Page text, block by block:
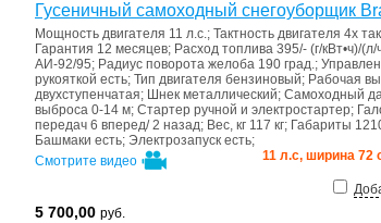
Гусеничный самоходный снегоуборщик
Мощность двигателя 11 л.с.; Тактность двигателя 4х
Гарантия 12 месяцев; Расход топлива 395/- (г/кВт•ч)/(л/
АИ-92/95; Радиус поворота желоба 190 град.;
рукояткой есть; Тип двигателя бензиновый; Рабочая
двухступенчатая; Шнек металлический; Самоходный
выброса 0-14 м; Стартер ручной и электростартер;
передач 6 вперед/ 2 назад; Вес, кг 117 кг; Габариты
Башмаки есть; Электрозапуск есть;
11 л.с, ширина 72
Смотрите видео
5 700,00 руб.